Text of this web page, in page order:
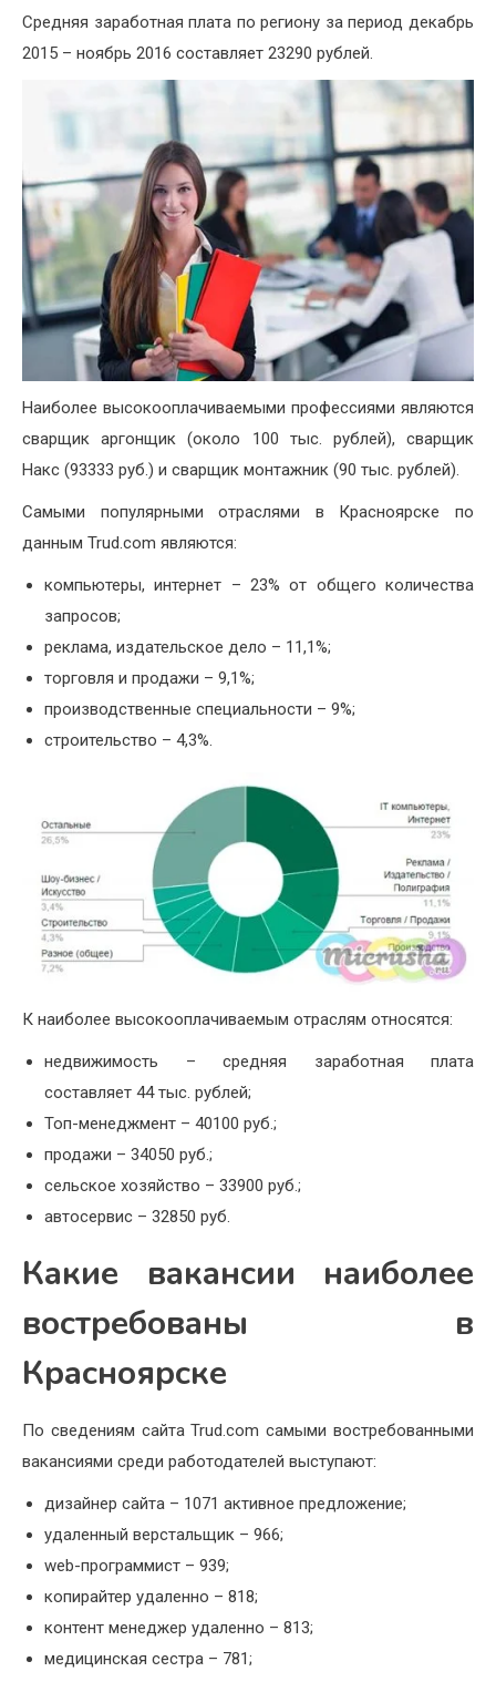
Недвижимость
Средняя заработная плата по региону за период декабрь
2015 – ноябрь 2016 составляет 23290 рублей.
Наиболее высокооплачиваемыми профессиями являются
сварщик аргонщик (около 100 тыс. рублей), сварщик
Накс (93333 руб.) и сварщик монтажник (90 тыс. рублей).
Самыми популярными отраслями в Красноярске по
данным Trud.com являются:
компьютеры, интернет – 23% от общего количества
запросов;
реклама, издательское дело – 11,1%;
торговля и продажи – 9,1%;
производственные специальности – 9%;
строительство – 4,3%.
К наиболее высокооплачиваемым отраслям относятся:
недвижимость – средняя заработная плата
составляет 44 тыс. рублей;
Топ-менеджмент – 40100 руб.;
продажи – 34050 руб.;
сельское хозяйство – 33900 руб.;
автосервис – 32850 руб.
Какие вакансии наиболее
востребованы в
Красноярске
По сведениям сайта Trud.com самыми востребованными
вакансиями среди работодателей выступают:
дизайнер сайта – 1071 активное предложение;
удаленный верстальщик – 966;
web-программист – 939;
копирайтер удаленно – 818;
контент менеджер удаленно – 813;
медицинская сестра – 781;